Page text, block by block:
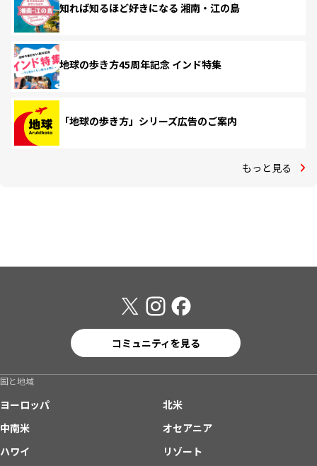
知れば知るほど好きになる 湘南・江の島
地球の歩き方45周年記念 インド特集
「地球の歩き方」シリーズ広告のご案内
もっと見る
コミュニティを見る
国と地域
ヨーロッパ
北米
中南米
オセアニア
ハワイ
リゾート